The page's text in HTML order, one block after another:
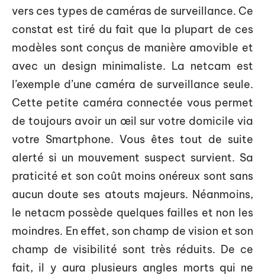
vers ces types de caméras de surveillance. Ce
constat est tiré du fait que la plupart de ces
modèles sont conçus de manière amovible et
avec un design minimaliste. La netcam est
l’exemple d’une caméra de surveillance seule.
Cette petite caméra connectée vous permet
de toujours avoir un œil sur votre domicile via
votre Smartphone. Vous êtes tout de suite
alerté si un mouvement suspect survient. Sa
praticité et son coût moins onéreux sont sans
aucun doute ses atouts majeurs. Néanmoins,
le netacm possède quelques failles et non les
moindres. En effet, son champ de vision et son
champ de visibilité sont très réduits. De ce
fait, il y aura plusieurs angles morts qui ne